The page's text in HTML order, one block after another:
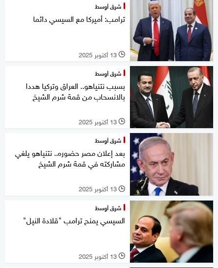
شرق أوسط
ترامب: أميركا مع السيسي دائما
l 13 أكتوبر 2025
شرق أوسط
بسبب نتنياهو.. العراق وتركيا هددا
بالانسحاب من قمة شرم الشيخ
l 13 أكتوبر 2025
شرق أوسط
بعد إعلان مصر حضوره.. نتنياهو يلغي
مشاركته في قمة شرم الشيخ
l 13 أكتوبر 2025
شرق أوسط
السيسي يمنح ترامب "قلادة النيل"
l 13 أكتوبر 2025